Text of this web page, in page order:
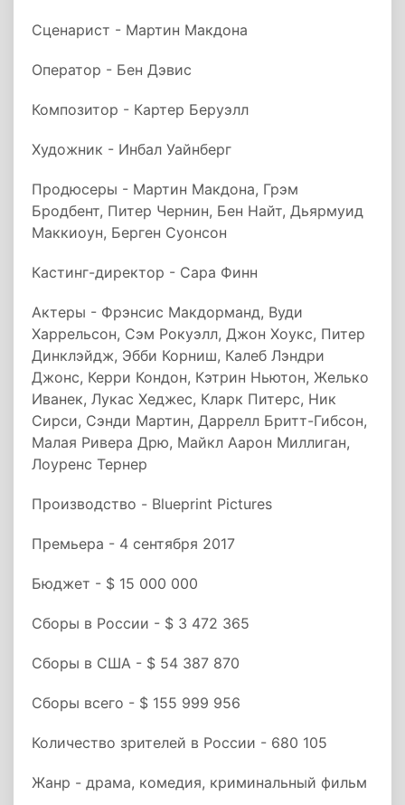
Сценарист - Мартин Макдона
Оператор - Бен Дэвис
Композитор - Картер Беруэлл
Художник - Инбал Уайнберг
Продюсеры - Мартин Макдона, Грэм
Бродбент, Питер Чернин, Бен Найт, Дьярмуид
Маккиоун, Берген Суонсон
Кастинг-директор - Сара Финн
Актеры - Фрэнсис Макдорманд, Вуди
Харрельсон, Сэм Рокуэлл, Джон Хоукс, Питер
Динклэйдж, Эбби Корниш, Калеб Лэндри
Джонс, Керри Кондон, Кэтрин Ньютон, Желько
Иванек, Лукас Хеджес, Кларк Питерс, Ник
Сирси, Сэнди Мартин, Даррелл Бритт-Гибсон,
Малая Ривера Дрю, Майкл Аарон Миллиган,
Лоуренс Тернер
Производство - Blueprint Pictures
Премьера - 4 сентября 2017
Бюджет - $ 15 000 000
Сборы в России - $ 3 472 365
Сборы в США - $ 54 387 870
Сборы всего - $ 155 999 956
Количество зрителей в России - 680 105
Жанр - драма, комедия, криминальный фильм